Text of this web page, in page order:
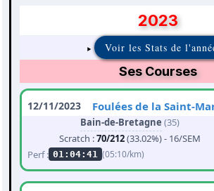
2023
Voir les Stats de
Ses Courses
12/11/2023 Foulées de la Saint-
Bain-de-Bretagne (35)
Scratch :70/212(33.02%) - 16/SEM
Perf : 01:04:41 (05:10/km)